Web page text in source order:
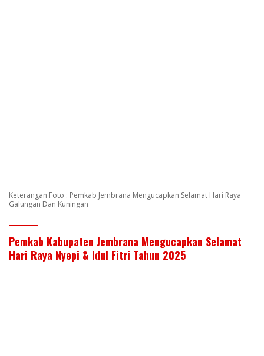
Keterangan Foto : Pemkab Jembrana Mengucapkan Selamat Hari Raya
Galungan Dan Kuningan
Pemkab Kabupaten Jembrana Mengucapkan Selamat
Hari Raya Nyepi & Idul Fitri Tahun 2025